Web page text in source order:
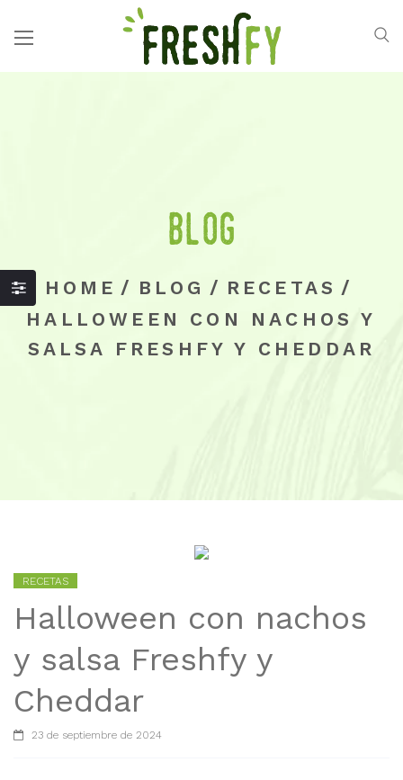
Blog
HOME / BLOG / RECETAS /
HALLOWEEN CON NACHOS Y
SALSA FRESHFY Y CHEDDAR
RECETAS
Halloween con nachos
y salsa Freshfy y
Cheddar
23 de septiembre de 2024